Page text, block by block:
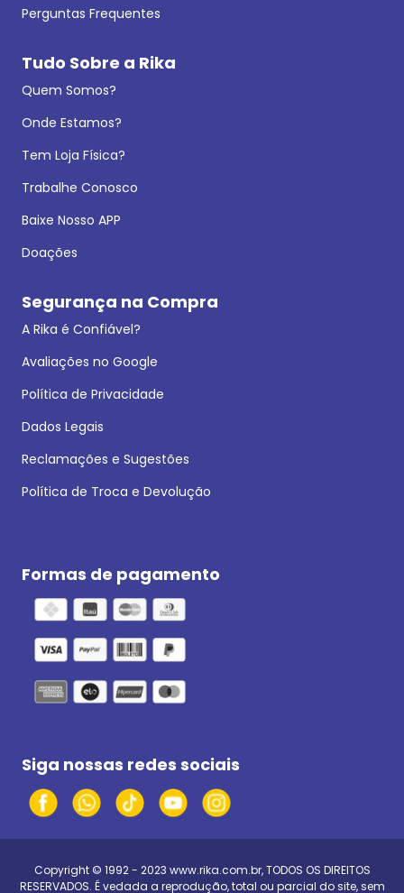
Perguntas Frequentes
Tudo Sobre a Rika
Quem Somos?
Onde Estamos?
Tem Loja Física?
Trabalhe Conosco
Baixe Nosso APP
Doações
Segurança na Compra
A Rika é Confiável?
Avaliações no Google
Política de Privacidade
Dados Legais
Reclamações e Sugestões
Política de Troca e Devolução
Formas de pagamento
Siga nossas redes sociais
Copyright © 1992 - 2023 www.rika.com.br, TODOS OS DIREITOS
RESERVADOS. É vedada a reprodução, total ou parcial do site, sem